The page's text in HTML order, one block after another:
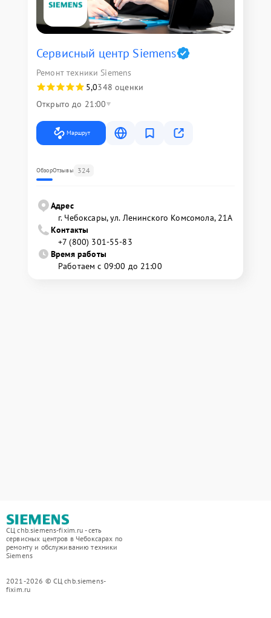
Сервисный центр Siemens
Ремонт техники Siemens
5,0348 оценки
Открыто до 21:00
Маршрут
ОбзорОтзывы 324
Адрес
г. Чебоксары, ул. Ленинского Комсомола, 21А
Контакты
+7 (800) 301-55-83
Время работы
Работаем с 09:00 до 21:00
СЦ chb.siemens-fixim.ru - сеть
сервисных центров в Чебоксарах по
ремонту и обслуживанию техники
Siemens
2021-2026 © СЦ chb.siemens-
fixim.ru